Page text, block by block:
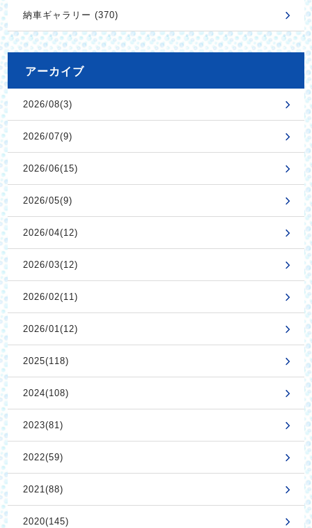
納車ギャラリー (370)
アーカイブ
2026/08(3)
2026/07(9)
2026/06(15)
2026/05(9)
2026/04(12)
2026/03(12)
2026/02(11)
2026/01(12)
2025(118)
2024(108)
2023(81)
2022(59)
2021(88)
2020(145)